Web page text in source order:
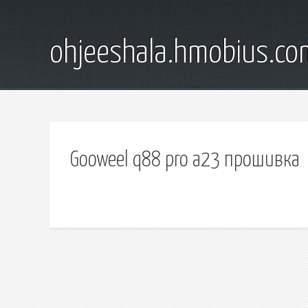
Gooweel q88 pro a23 прошивка